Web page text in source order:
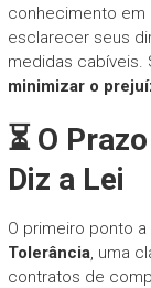
conhecimento em
esclarecer seus
medidas cabíveis.
minimizar o
⏳ O
Diz a Lei
O primeiro ponto
Tolerância, uma
contratos de